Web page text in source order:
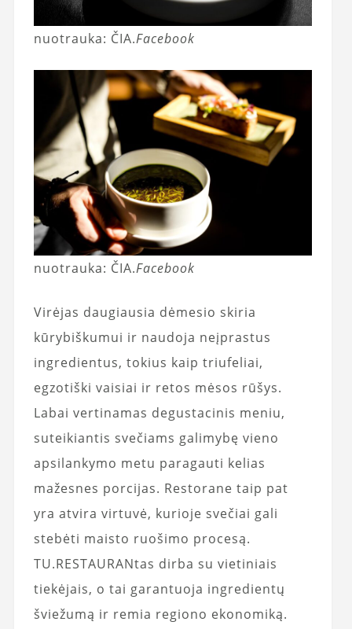
nuotrauka: ČIA.Facebook
nuotrauka: ČIA.Facebook
Virėjas daugiausia dėmesio skiria
kūrybiškumui ir naudoja neįprastus
ingredientus, tokius kaip triufeliai,
egzotiški vaisiai ir retos mėsos rūšys.
Labai vertinamas degustacinis meniu,
suteikiantis svečiams galimybę vieno
apsilankymo metu paragauti kelias
mažesnes porcijas. Restorane taip pat
yra atvira virtuvė, kurioje svečiai gali
stebėti maisto ruošimo procesą.
TU.RESTAURANtas dirba su vietiniais
tiekėjais, o tai garantuoja ingredientų
šviežumą ir remia regiono ekonomiką.